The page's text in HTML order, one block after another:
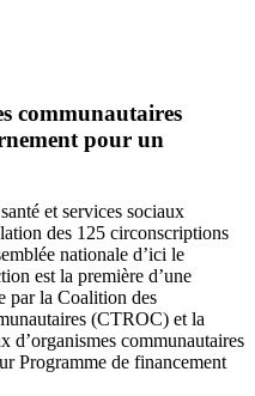
communautaires
pour un
et services sociaux
des 125 circonscriptions
nationale d’ici le
est la première d’une
par la Coalition des
(CTROC) et la
d’organismes communautaires
Programme de financement